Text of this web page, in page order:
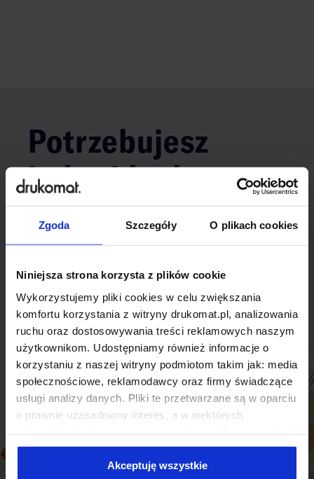
Zgoda Szczegóły O plikach cookies
Niniejsza strona korzysta z plików cookie
Wykorzystujemy pliki cookies w celu zwiększania
komfortu korzystania z witryny drukomat.pl, analizowania
ruchu oraz dostosowywania treści reklamowych naszym
użytkownikom. Udostępniamy również informacje o
korzystaniu z naszej witryny podmiotom takim jak: media
społecznościowe, reklamodawcy oraz firmy świadczące
usługi analizy danych. Pliki te przetwarzane są w oparciu
o prawnie uzasadniony interes, a w niektórych
Niektóre z plików cookies dostarczane i przetwarzane są
przez naszych zewnętrznych partnerów, z których listą
Akceptuję wszystkie
Potrzebujesz
indywidualnego
rozwiązania?
Odezwij się do nas, aby omówić
Skontaktuj się